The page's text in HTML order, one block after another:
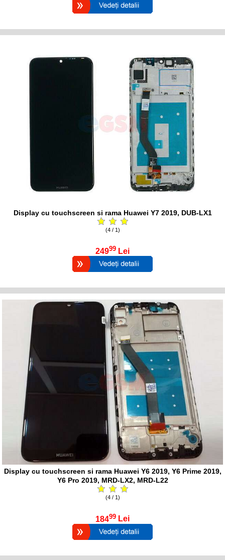
Display cu touchscreen si rama Huawei Y7 2019, DUB-LX1
(4 / 1)
24999 Lei
Display cu touchscreen si rama Huawei Y6 2019, Y6 Prime 2019,
Y6 Pro 2019, MRD-LX2, MRD-L22
(4 / 1)
18499 Lei